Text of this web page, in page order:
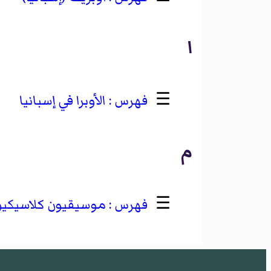
ا
☰ الأوبرا في إسبانيا
م
☰ موسيقيون